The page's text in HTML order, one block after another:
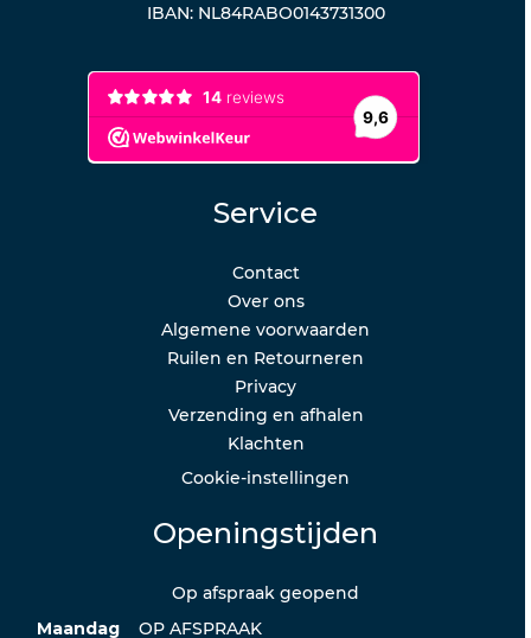
IBAN: NL84RABO0143731300
Service
Contact
Over ons
Algemene voorwaarden
Ruilen en Retourneren
Privacy
Verzending en afhalen
Klachten
Cookie-instellingen
Openingstijden
Op afspraak geopend
Maandag
OP AFSPRAAK